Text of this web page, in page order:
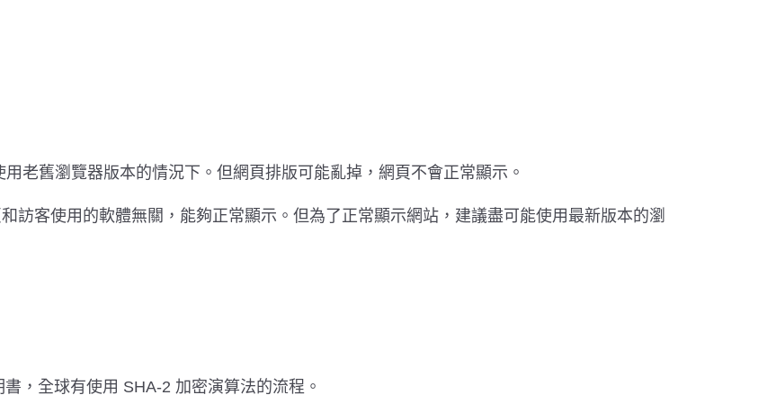
老舊瀏覽器版本的情況下。但網頁排版可能亂掉，網頁不會正常顯示。
訪客使用的軟體無關，能夠正常顯示。但為了正常顯示網站，建議盡可能使用最新版本的瀏
，全球有使用 SHA-2 加密演算法的流程。